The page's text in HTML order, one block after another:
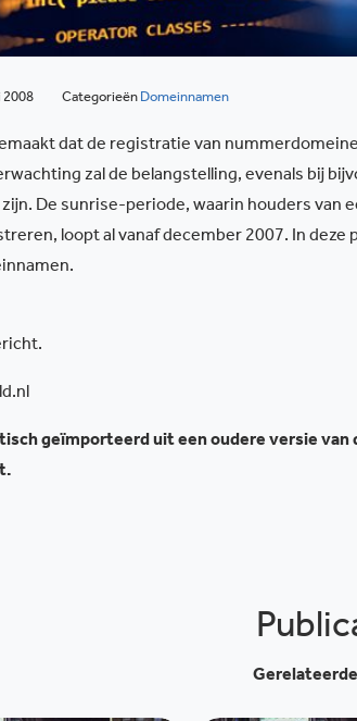
2008 Categorieën Domeinnamen
dat de registratie van
zal de belangstelling, evenals bij
De sunrise-periode, waarin houders van
loopt al vanaf december 2007. In deze
geïmporteerd uit een oudere versie